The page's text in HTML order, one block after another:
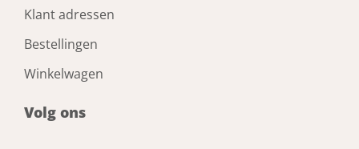
Klant adressen
Bestellingen
Winkelwagen
Volg ons